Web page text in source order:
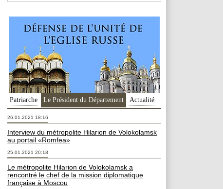
Patriarche Le Président du Département Actualité
26.01.2021 18:16
Interview du métropolite Hilarion de Volokolamsk
au portail «Romfea»
25.01.2021 20:18
Le métropolite Hilarion de Volokolamsk a
rencontré le chef de la mission diplomatique
française à Moscou